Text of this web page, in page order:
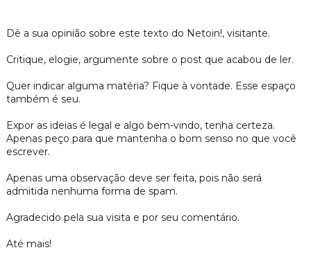
Dê a sua opinião sobre este texto do Netoin!, visitante.
Critique, elogie, argumente sobre o post que acabou de ler.
Quer indicar alguma matéria? Fique à vontade. Esse espaço
também é seu.
Expor as ideias é legal e algo bem-vindo, tenha certeza.
Apenas peço para que mantenha o bom senso no que você
escrever.
Apenas uma observação deve ser feita, pois não será
admitida nenhuma forma de spam.
Agradecido pela sua visita e por seu comentário.
Até mais!